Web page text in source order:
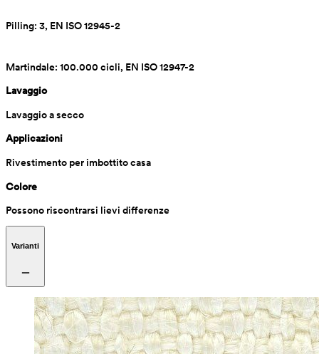
Pilling: 3, EN ISO 12945-2
Martindale: 100.000 cicli, EN ISO 12947-2
Lavaggio
Lavaggio a secco
Applicazioni
Rivestimento per imbottito casa
Colore
Possono riscontrarsi lievi differenze
Varianti